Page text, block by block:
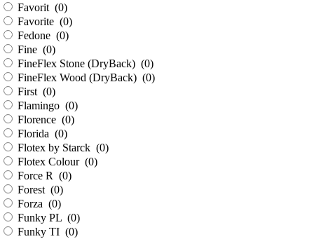
Favorit (0)
Favorite (0)
Fedone (0)
Fine (0)
FineFlex Stone (DryBack) (0)
FineFlex Wood (DryBack) (0)
First (0)
Flamingo (0)
Florence (0)
Florida (0)
Flotex by Starck (0)
Flotex Colour (0)
Force R (0)
Forest (0)
Forza (0)
Funky PL (0)
Funky TI (0)